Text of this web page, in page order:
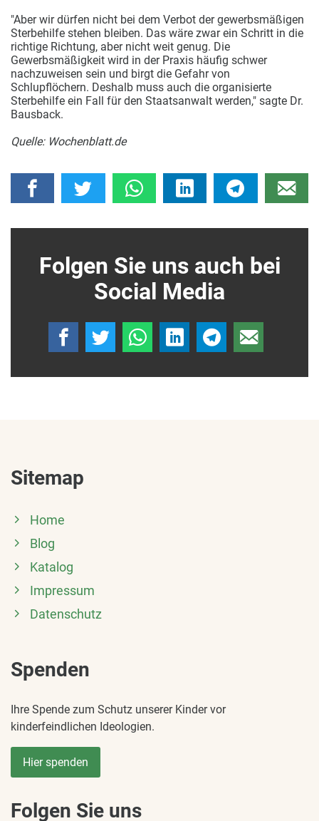
"Aber wir dürfen nicht bei dem Verbot der gewerbsmäßigen
Sterbehilfe stehen bleiben. Das wäre zwar ein Schritt in die
richtige Richtung, aber nicht weit genug. Die
Gewerbsmäßigkeit wird in der Praxis häufig schwer
nachzuweisen sein und birgt die Gefahr von
Schlupflöchern. Deshalb muss auch die organisierte
Sterbehilfe ein Fall für den Staatsanwalt werden," sagte Dr.
Bausback.
Quelle: Wochenblatt.de
Folgen Sie uns auch bei
Social Media
Sitemap
Home
Blog
Katalog
Impressum
Datenschutz
Spenden
Ihre Spende zum Schutz unserer Kinder vor
kinderfeindlichen Ideologien.
Hier spenden
Folgen Sie uns